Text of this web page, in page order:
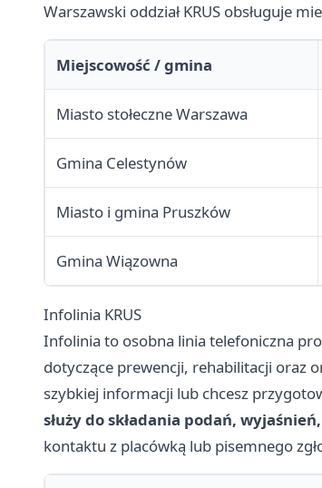
Warszawski oddział KRUS obsługuje
Miejscowość / gmina
Miasto stołeczne Warszawa
Gmina Celestynów
Miasto i gmina Pruszków
Gmina Wiązowna
Infolinia KRUS
Infolinia to osobna linia telefoniczna
dotyczące prewencji, rehabilitacji oraz
szybkiej informacji lub chcesz
służy do składania podań,
kontaktu z placówką lub pisemnego